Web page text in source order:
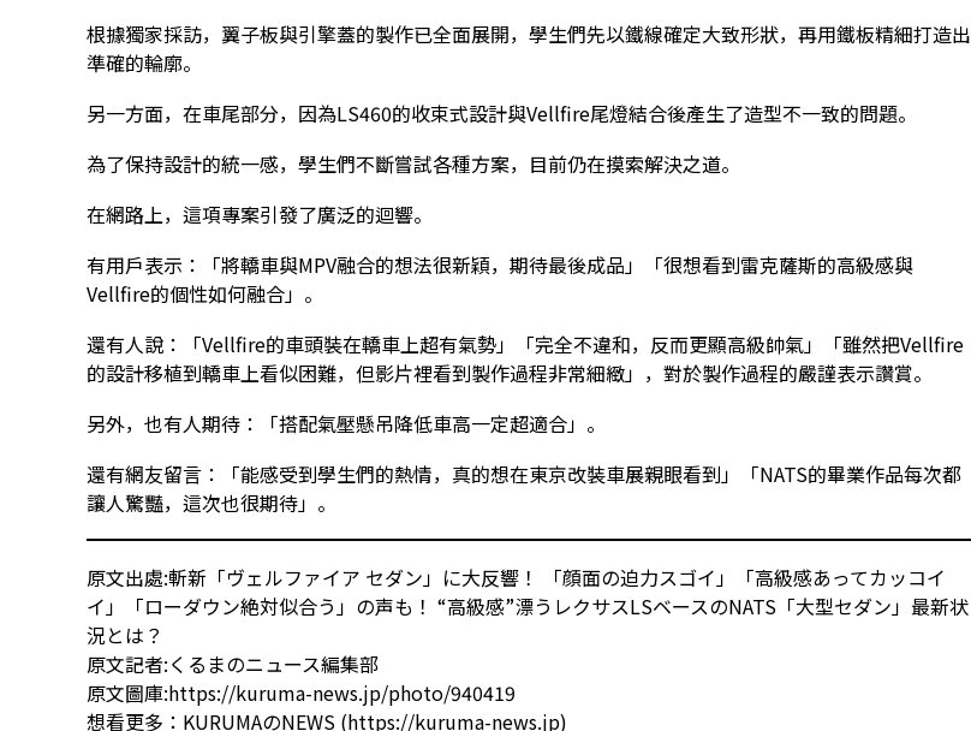
根據獨家採訪，翼子板與引擎蓋的製作已全面展開，學生們先以鐵線確定大致形狀，再用鐵板精細打造出
準確的輪廓。
另一方面，在車尾部分，因為LS460的收束式設計與Vellfire尾燈結合後產生了造型不一致的問題。
為了保持設計的統一感，學生們不斷嘗試各種方案，目前仍在摸索解決之道。
在網路上，這項專案引發了廣泛的迴響。
有用戶表示：「將轎車與MPV融合的想法很新穎，期待最後成品」「很想看到雷克薩斯的高級感與
Vellfire的個性如何融合」。
還有人說：「Vellfire的車頭裝在轎車上超有氣勢」「完全不違和，反而更顯高級帥氣」「雖然把Vellfire
的設計移植到轎車上看似困難，但影片裡看到製作過程非常細緻」，對於製作過程的嚴謹表示讚賞。
另外，也有人期待：「搭配氣壓懸吊降低車高一定超適合」。
還有網友留言：「能感受到學生們的熱情，真的想在東京改裝車展親眼看到」「NATS的畢業作品每次都
讓人驚豔，這次也很期待」。
原文出處:斬新「ヴェルファイア セダン」に大反響！ 「顔面の迫力スゴイ」「高級感あってカッコイ
イ」「ローダウン絶対似合う」の声も！ “高級感”漂うレクサスLSベースのNATS「大型セダン」最新状
況とは？
原文記者:くるまのニュース編集部
原文圖庫:https://kuruma-news.jp/photo/940419
想看更多： KURUMAのNEWS (https://kuruma-news.jp)